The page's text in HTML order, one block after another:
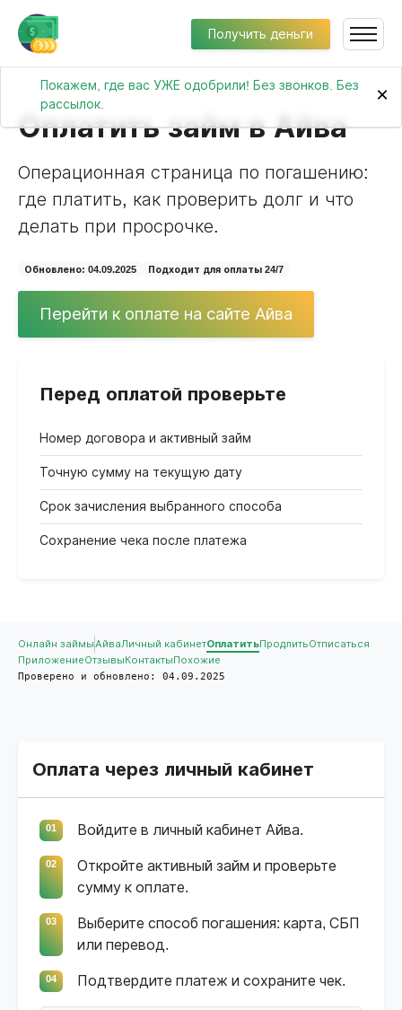
Получить деньги
Покажем, где вас УЖЕ одобрили! Без звонков. Без
рассылок.
×
Оплатить займ в Айва
Операционная страница по погашению:
где платить, как проверить долг и что
делать при просрочке.
Обновлено: 04.09.2025 Подходит для оплаты 24/7
Перейти к оплате на сайте Айва
Перед оплатой проверьте
Номер договора и активный займ
Точную сумму на текущую дату
Срок зачисления выбранного способа
Сохранение чека после платежа
Онлайн займыАйваЛичный кабинетОплатитьПродлитьОтписаться
ПриложениеОтзывы Контакты Похожие
Проверено и обновлено: 04.09.2025
Оплата через личный кабинет
01 Войдите в личный кабинет Айва.
02
Откройте активный займ и проверьте
сумму к оплате.
03
Выберите способ погашения: карта, СБП
или перевод.
04 Подтвердите платеж и сохраните чек.